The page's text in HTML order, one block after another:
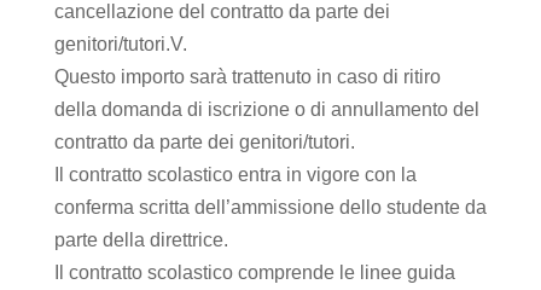
cancellazione del contratto da parte dei
genitori/tutori.V.
Questo importo sarà trattenuto in caso di ritiro
della domanda di iscrizione o di annullamento del
contratto da parte dei genitori/tutori.
Il contratto scolastico entra in vigore con la
conferma scritta dell’ammissione dello studente da
parte della direttrice.
Il contratto scolastico comprende le linee guida